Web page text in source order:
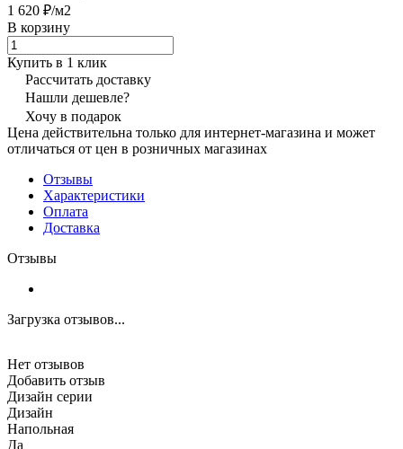
1 620 ₽/м2
В корзину
Купить в 1 клик
Рассчитать доставку
Нашли дешевле?
Хочу в подарок
Цена действительна только для интернет-магазина и может
отличаться от цен в розничных магазинах
Отзывы
Характеристики
Оплата
Доставка
Отзывы
Загрузка отзывов...
Нет отзывов
Добавить отзыв
Дизайн серии
Дизайн
Напольная
Да